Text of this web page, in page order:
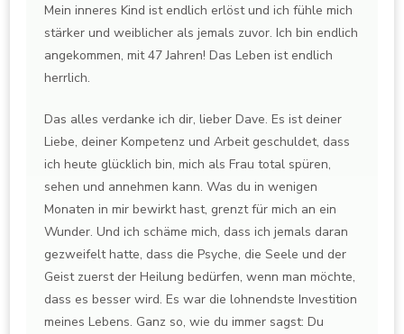
Mein inneres Kind ist endlich erlöst und ich fühle mich
stärker und weiblicher als jemals zuvor. Ich bin endlich
angekommen, mit 47 Jahren! Das Leben ist endlich
herrlich.
Das alles verdanke ich dir, lieber Dave. Es ist deiner
Liebe, deiner Kompetenz und Arbeit geschuldet, dass
ich heute glücklich bin, mich als Frau total spüren,
sehen und annehmen kann. Was du in wenigen
Monaten in mir bewirkt hast, grenzt für mich an ein
Wunder. Und ich schäme mich, dass ich jemals daran
gezweifelt hatte, dass die Psyche, die Seele und der
Geist zuerst der Heilung bedürfen, wenn man möchte,
dass es besser wird. Es war die lohnendste Investition
meines Lebens. Ganz so, wie du immer sagst: Du